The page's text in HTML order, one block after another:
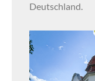
Deutschland.